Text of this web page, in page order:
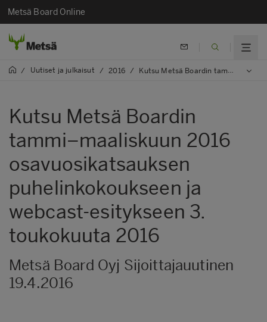
Metsä Board Online
/ Uutiset ja julkaisut / 2016 / Kutsu Metsä Boardin tammi–maaliskuun 2016 osavuosikatsauksen puhelinkokoukseen ja webcast-esitykseen 3. toukokuuta 2016
Kutsu Metsä Boardin
tammi–maaliskuun 2016
osavuosikatsauksen
puhelinkokoukseen ja
webcast-esitykseen 3.
toukokuuta 2016
Metsä Board Oyj Sijoittajauutinen
19.4.2016